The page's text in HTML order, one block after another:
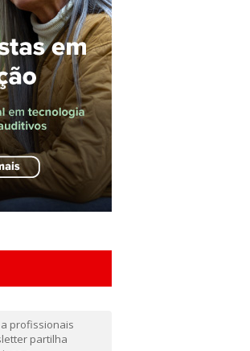
profissionais
partilha